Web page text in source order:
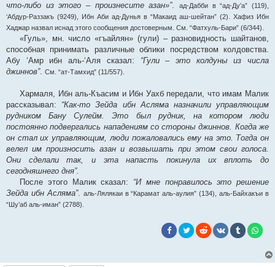
что-либо из этого – произнесите азан»”.ад-Дабби в “ад-Ду’а” (119),
‘Абдур-Раззакъ (9249), Ибн Аби ад-Дунья в “Макаид аш-шейтан” (2). Хафиз Ибн
Хаджар назвал иснад этого сообщения достоверным. См. “Фатхуль-Бари” (6/344).
«Гуль», мн. число «гъайлян» (гули) – разновидность шайтанов,
способная принимать различные облики посредством колдовства.
Абу ‘Амр ибн аль-‘Аля сказал: “Гули – это колдуны из числа
джиннов”. См. “ат-Тамхид” (11/557).
Хармаля, Ибн аль-Къасим и Ибн Уахб передали, что имам Малик
рассказывал: “Как-то Зейда ибн Асляма назначили управляющим
рудником Бану Сулейм. Это был рудник, на котором люди
постоянно подвергались нападениям со стороны джиннов. Когда же
он стал их управляющим, люди пожаловались ему на это. Тогда он
велел им произносить азан и возвышать при этом свои голоса.
Они сделали так, и эта напасть покинула их вплоть до
сегодняшнего дня”.
После этого Малик сказал: “И мне понравилось это решение
Зейда ибн Асляма”. аль-Лялякаи в “Карамат аль-аулия” (134), аль-Байхакъи в
“Шу’аб аль-иман” (2788).